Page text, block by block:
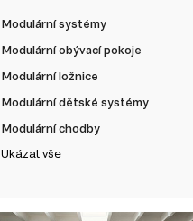
Modulární systémy
Modulární obývací pokoje
Modulární ložnice
Modulární dětské systémy
Modulární chodby
Ukázat vše